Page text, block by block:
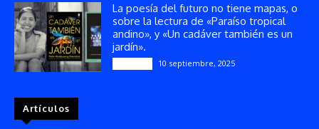
La poesía del futuro no tiene mapas, o
sobre la lectura de «Paraíso tropical
andino», y «Un cadáver también es un
jardín».
10 septiembre, 2025
Artículos